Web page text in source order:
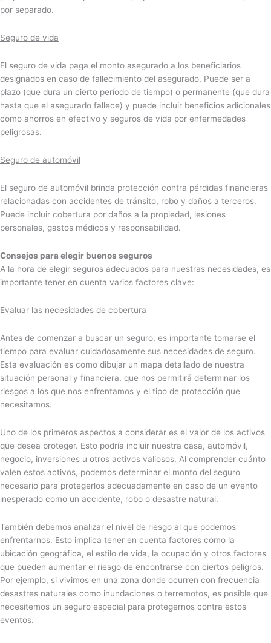
por separado.
Seguro de vida
El seguro de vida paga el monto asegurado a los beneficiarios
designados en caso de fallecimiento del asegurado. Puede ser a
plazo (que dura un cierto período de tiempo) o permanente (que dura
hasta que el asegurado fallece) y puede incluir beneficios adicionales
como ahorros en efectivo y seguros de vida por enfermedades
peligrosas.
Seguro de automóvil
El seguro de automóvil brinda protección contra pérdidas financieras
relacionadas con accidentes de tránsito, robo y daños a terceros.
Puede incluir cobertura por daños a la propiedad, lesiones
personales, gastos médicos y responsabilidad.
Consejos para elegir buenos seguros
A la hora de elegir seguros adecuados para nuestras necesidades, es
importante tener en cuenta varios factores clave:
Evaluar las necesidades de cobertura
Antes de comenzar a buscar un seguro, es importante tomarse el
tiempo para evaluar cuidadosamente sus necesidades de seguro.
Esta evaluación es como dibujar un mapa detallado de nuestra
situación personal y financiera, que nos permitirá determinar los
riesgos a los que nos enfrentamos y el tipo de protección que
necesitamos.
Uno de los primeros aspectos a considerar es el valor de los activos
que desea proteger. Esto podría incluir nuestra casa, automóvil,
negocio, inversiones u otros activos valiosos. Al comprender cuánto
valen estos activos, podemos determinar el monto del seguro
necesario para protegerlos adecuadamente en caso de un evento
inesperado como un accidente, robo o desastre natural.
También debemos analizar el nivel de riesgo al que podemos
enfrentarnos. Esto implica tener en cuenta factores como la
ubicación geográfica, el estilo de vida, la ocupación y otros factores
que pueden aumentar el riesgo de encontrarse con ciertos peligros.
Por ejemplo, si vivimos en una zona donde ocurren con frecuencia
desastres naturales como inundaciones o terremotos, es posible que
necesitemos un seguro especial para protegernos contra estos
eventos.